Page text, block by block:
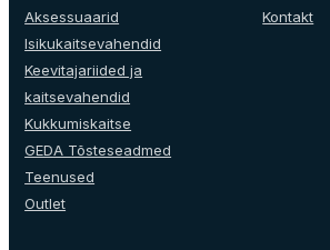
Aksessuaarid
Isikukaitsevahendid
Keevitajariided ja
kaitsevahendid
Kukkumiskaitse
GEDA Tõsteseadmed
Teenused
Outlet
Kontakt